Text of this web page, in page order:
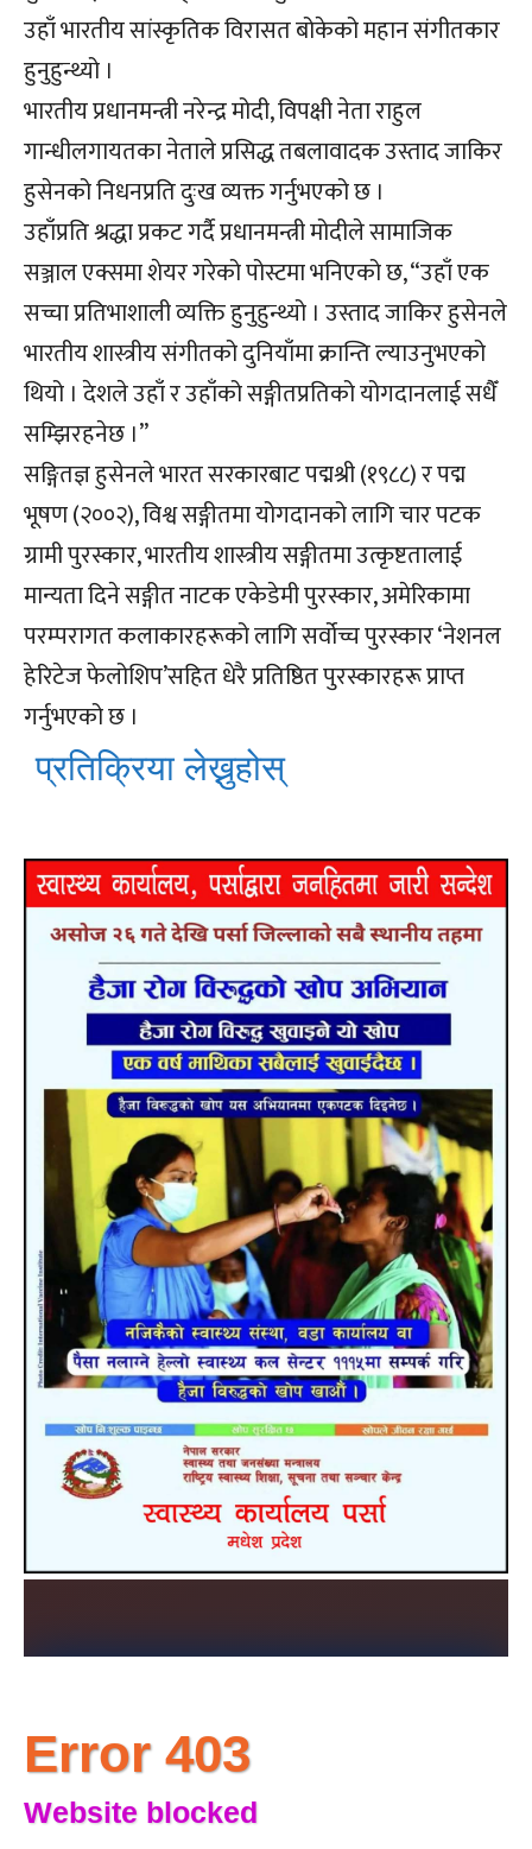
उहाँ भारतीय सांस्कृतिक विरासत बोकेको महान संगीतकार
हुनुहुन्थ्यो ।
भारतीय प्रधानमन्त्री नरेन्द्र मोदी, विपक्षी नेता राहुल
गान्धीलगायतका नेताले प्रसिद्ध तबलावादक उस्ताद जाकिर
हुसेनको निधनप्रति दुःख व्यक्त गर्नुभएको छ ।
उहाँप्रति श्रद्धा प्रकट गर्दै प्रधानमन्त्री मोदीले सामाजिक
सञ्जाल एक्समा शेयर गरेको पोस्टमा भनिएको छ, “उहाँ एक
सच्चा प्रतिभाशाली व्यक्ति हुनुहुन्थ्यो । उस्ताद जाकिर हुसेनले
भारतीय शास्त्रीय संगीतको दुनियाँमा क्रान्ति ल्याउनुभएको
थियो । देशले उहाँ र उहाँको सङ्गीतप्रतिको योगदानलाई सधैँ
सम्झिरहनेछ ।”
सङ्गितज्ञ हुसेनले भारत सरकारबाट पद्मश्री (१९८८) र पद्म
भूषण (२००२), विश्व सङ्गीतमा योगदानको लागि चार पटक
ग्रामी पुरस्कार, भारतीय शास्त्रीय सङ्गीतमा उत्कृष्टतालाई
मान्यता दिने सङ्गीत नाटक एकेडेमी पुरस्कार, अमेरिकामा
परम्परागत कलाकारहरूको लागि सर्वोच्च पुरस्कार ‘नेशनल
हेरिटेज फेलोशिप’सहित धेरै प्रतिष्ठित पुरस्कारहरू प्राप्त
गर्नुभएको छ ।
प्रतिक्रिया लेख्नुहोस्